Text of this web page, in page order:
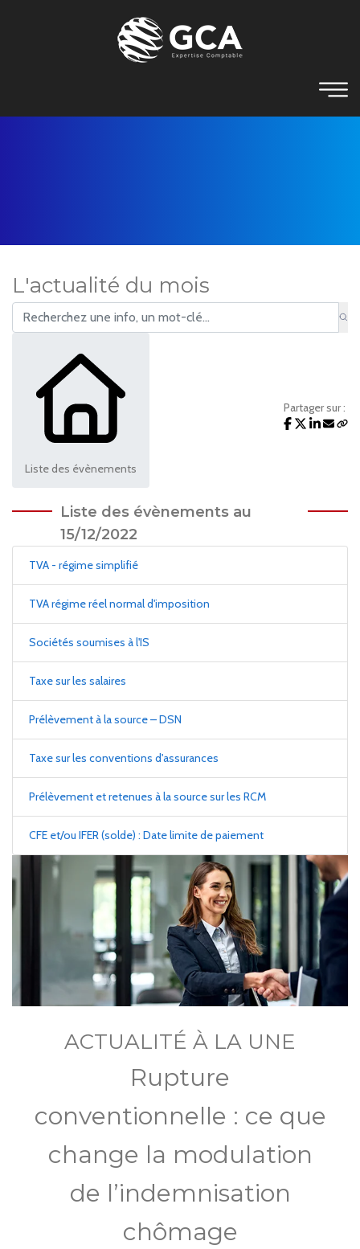
L'actualité du mois
Liste des évènements
Partager sur :
Liste des évènements au
15/12/2022
TVA - régime simplifié
TVA régime réel normal d'imposition
Sociétés soumises à l'IS
Taxe sur les salaires
Prélèvement à la source – DSN
Taxe sur les conventions d'assurances
Prélèvement et retenues à la source sur les RCM
CFE et/ou IFER (solde) : Date limite de paiement
ACTUALITÉ À LA UNE
Rupture
conventionnelle : ce que
change la modulation
de l’indemnisation
chômage